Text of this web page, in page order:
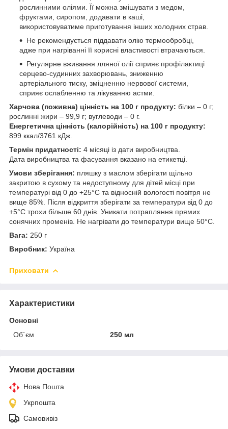
рослинними оліями. Її можна змішувати з медом,
фруктами, сиропом, додавати в каші,
використовуватиме приготування інших холодних страв.
Не рекомендується піддавати олію термообробці,
адже при нагріванні її корисні властивості втрачаються.
Регулярне вживання лляної олії сприяє профілактиці
серцево-судинних захворювань, зниженню
артеріального тиску, зміцненню нервової системи,
сприяє ослабленню та лікуванню астми.
Харчова (поживна) цінність на 100 г продукту: білки – 0 г;
рослинні жири – 99,9 г; вуглеводи – 0 г.
Енергетична цінність (калорійність) на 100 г продукту:
899 ккал/3761 кДж.
Термін придатності: 4 місяці із дати виробництва.
Дата виробництва та фасування вказано на етикетці.
Умови зберігання: пляшку з маслом зберігати щільно
закритою в сухому та недоступному для дітей місці при
температурі від 0 до +25°C та відносній вологості повітря не
вище 85%. Після відкриття зберігати за температури від 0 до
+5°C трохи більше 60 днів. Уникати потрапляння прямих
сонячних променів. Не нагрівати до температури вище 50°C.
Вага: 250 г
Виробник: Україна
Приховати
Характеристики
Основні
Об`єм
250 мл
Умови доставки
Нова Пошта
Укрпошта
Самовивіз